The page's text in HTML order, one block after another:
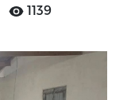
1139